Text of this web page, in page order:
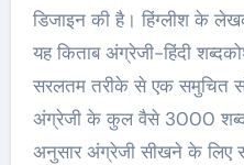
डिजाइन की है। हिंग्लीश के
यह किताब अंग्रेजी-हिंदी
सरलतम तरीके से एक समुचित
अंग्रेजी के कुल वैसे 3000 शब्दों
अनुसार अंग्रेजी सीखने के लिए